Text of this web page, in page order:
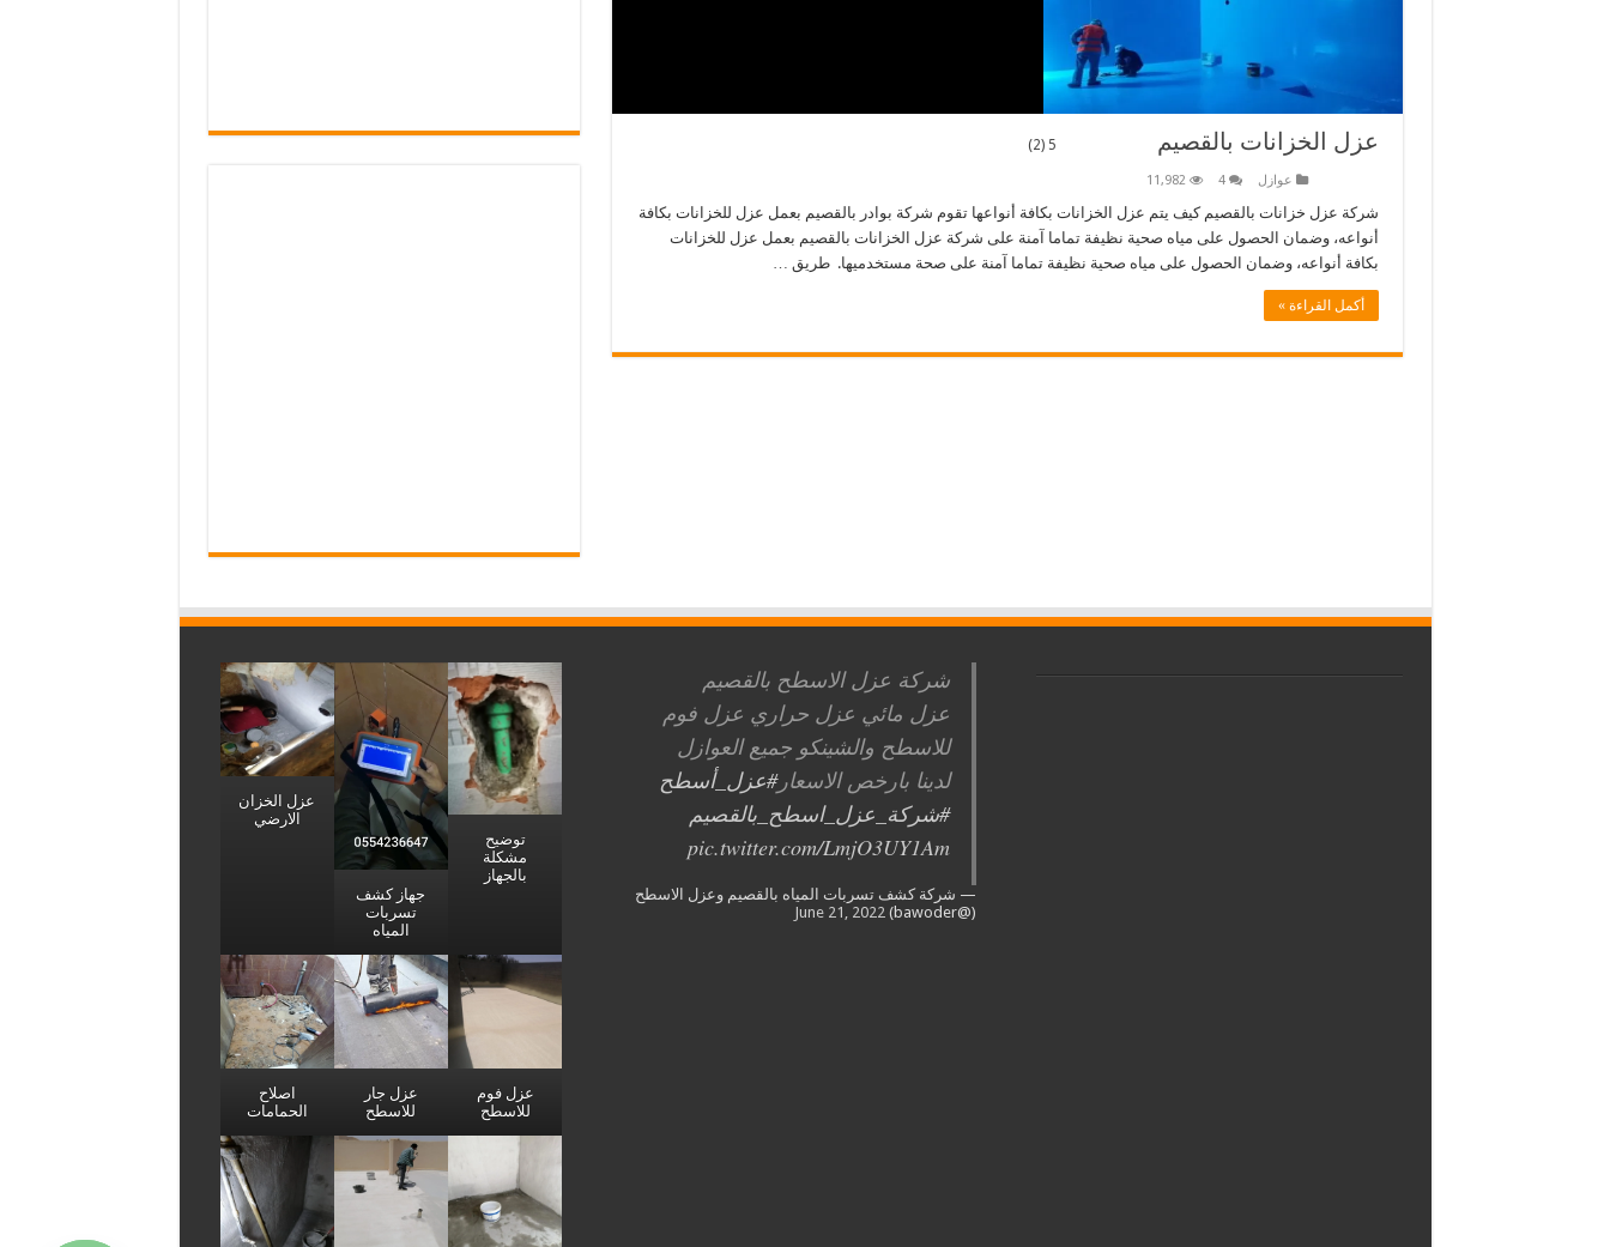
عزل الخزانات بالقصيم 5 (2)
عوازل 4
11,982
شركة عزل خزانات بالقصيم كيف يتم عزل الخزانات بكافة أنواعها تقوم شركة بوادر بالقصيم بعمل عزل للخزانات بكافة
أنواعه، وضمان الحصول على مياه صحية نظيفة تماما آمنة على شركة عزل الخزانات بالقصيم بعمل عزل للخزانات
بكافة أنواعه، وضمان الحصول على مياه صحية نظيفة تماما آمنة على صحة مستخدميها. طريق …
أكمل القراءة »
شركة عزل الاسطح بالقصيم
عزل مائي عزل حراري عزل فوم
للاسطح والشينكو جميع العوازل
لدينا بارخص الاسعار#عزل_أسطح
#شركة_عزل_اسطح_بالقصيم
pic.twitter.com/LmjO3UY1Am
— شركة كشف تسربات المياه بالقصيم وعزل الاسطح
(@bawoder)
June 21, 2022
توضيح
مشكلة
بالجهاز
جهاز كشف
تسربات
المياه
عزل الخزان
الارضي
عزل فوم
للاسطح
عزل جار
للاسطح
اصلاح
الحمامات